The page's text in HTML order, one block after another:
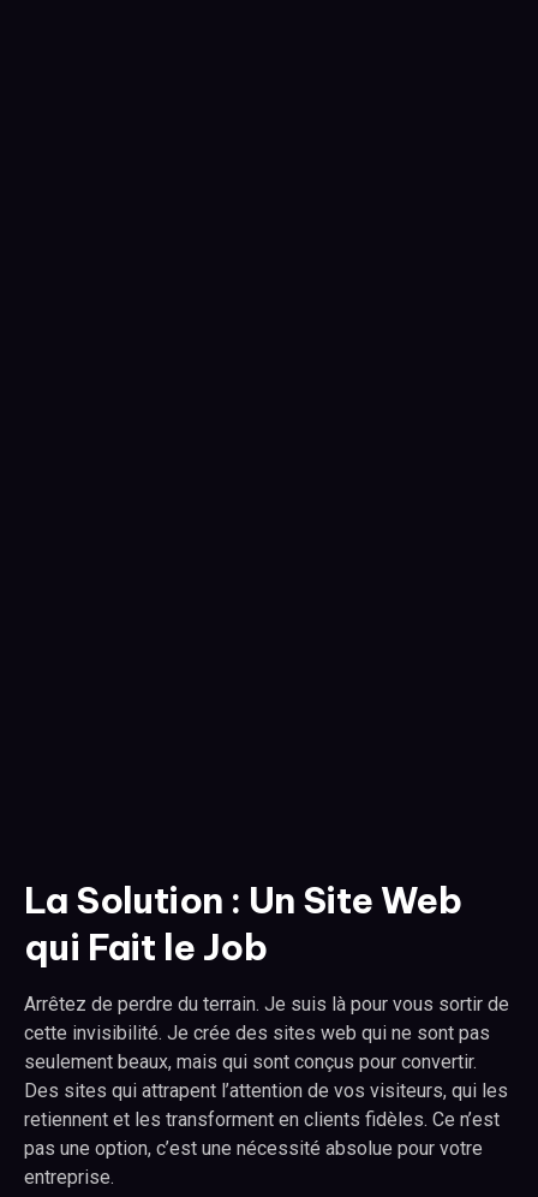
La Solution : Un Site Web
qui Fait le Job
Arrêtez de perdre du terrain. Je suis là pour vous sortir de
cette invisibilité. Je crée des sites web qui ne sont pas
seulement beaux, mais qui sont conçus pour convertir.
Des sites qui attrapent l’attention de vos visiteurs, qui les
retiennent et les transforment en clients fidèles. Ce n’est
pas une option, c’est une nécessité absolue pour votre
entreprise.